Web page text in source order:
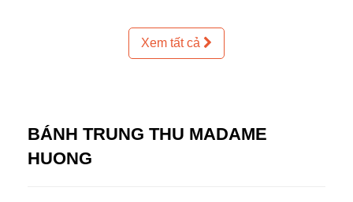
Xem tất cả
BÁNH TRUNG THU MADAME
HUONG